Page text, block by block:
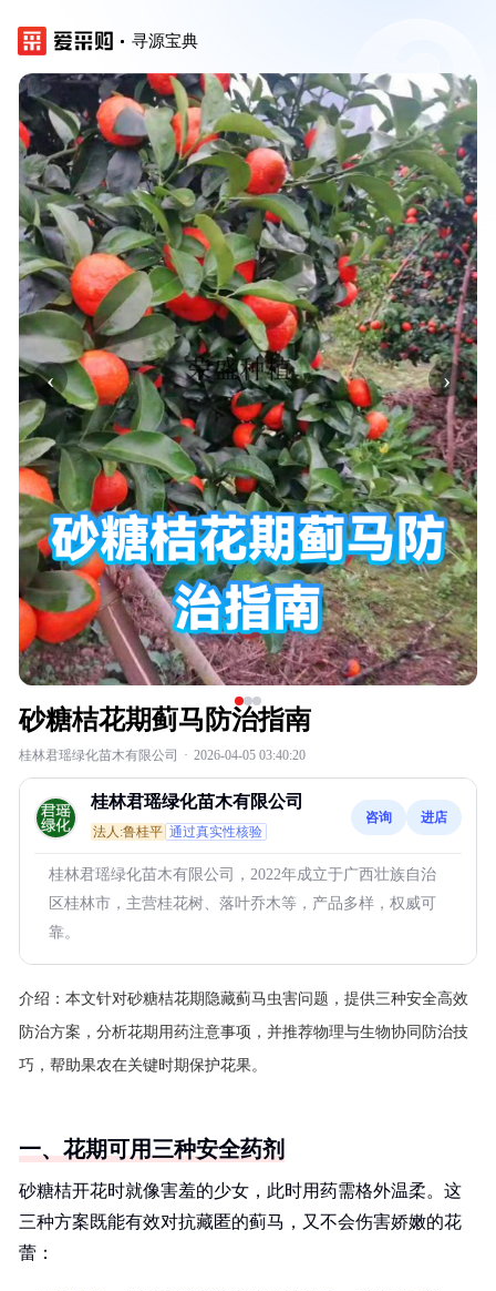
寻源宝典
‹ ›
砂糖桔花期蓟马防治指南
桂林君瑶绿化苗木有限公司 · 2026-04-05 03:40:20
桂林君瑶绿化苗木有限公司
法人:鲁桂平 通过真实性核验
咨询 进店
桂林君瑶绿化苗木有限公司，2022年成立于广西壮族自治
区桂林市，主营桂花树、落叶乔木等，产品多样，权威可
靠。
介绍： 本文针对砂糖桔花期隐藏蓟马虫害问题，提供三种安全高效
防治方案，分析花期用药注意事项，并推荐物理与生物协同防治技
巧，帮助果农在关键时期保护花果。
一、花期可用三种安全药剂
砂糖桔开花时就像害羞的少女，此时用药需格外温柔。这
三种方案既能有效对抗藏匿的蓟马，又不会伤害娇嫩的花
蕾：